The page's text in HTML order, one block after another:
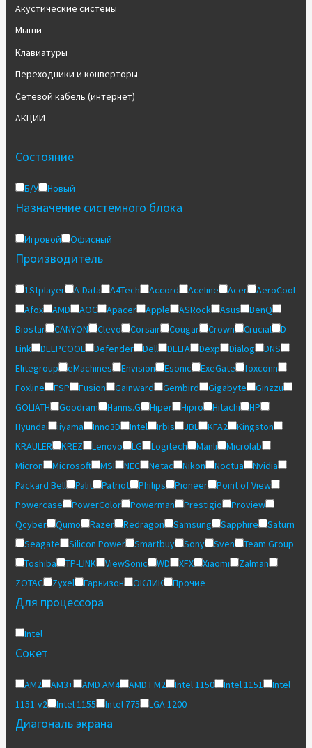
Акустические системы
Мыши
Клавиатуры
Переходники и конверторы
Сетевой кабель (интернет)
АКЦИИ
Состояние
Б/У Новый
Назначение системного блока
Игровой Офисный
Производитель
1Stplayer A-Data A4Tech Accord Aceline Acer
AeroCool
Afox
AMD AOC Apacer Apple ASRock Asus
BenQ
Biostar
CANYON Clevo Corsair Cougar Crown Crucial
D-
Link
DEEPCOOL Defender Dell DELTA Dexp Dialog
DNS
Elitegroup
eMachines Envision Esonic ExeGate
foxconn
Foxline
FSP Fusion Gainward Gembird Gigabyte
Ginzzu
GOLIATH
Goodram Hanns.G Hiper Hipro Hitachi
HP
Hyundai
iiyama Inno3D Intel Irbis JBL KFA2
Kingston
KRAULER
KREZ Lenovo LG Logitech Manli
Microlab
Micron
Microsoft MSI NEC Netac Nikon Noctua
Nvidia
Packard Bell
Palit Patriot Philips Pioneer
Point of View
Powercase
PowerColor Powerman Prestigio
Proview
Qcyber
Qumo Razer Redragon Samsung Sapphire
Saturn
Seagate
Silicon Power Smartbuy Sony Sven
Team Group
Toshiba
TP-LINK ViewSonic WD XFX Xiaomi
Zalman
ZOTAC
Zyxel Гарнизон ОКЛИК Прочие
Для процессора
Intel
Сокет
AM2 AM3+ AMD AM4 AMD FM2 Intel 1150 Intel 1151
Intel
1151-v2
Intel 1155 Intel 775 LGA 1200
Диагональ экрана